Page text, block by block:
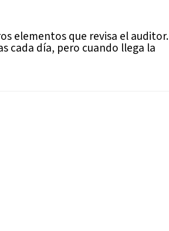
elementos que revisa el auditor.
cada día, pero cuando llega la